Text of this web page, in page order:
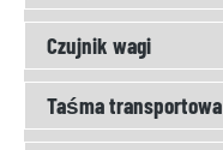
Czujnik wagi
Taśma transportowa